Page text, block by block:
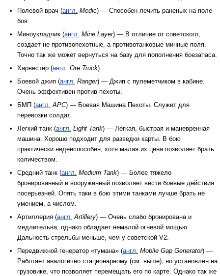
Полевой врач (англ. Medic) — Способен лечить раненых на поле
боя.
Миноукладчик (англ. Mine Layer) — В отличие от советского,
создает не противопехотные, а противотанковые минные поля.
Точно так же может вернуться на базу для пополнения боезапаса.
Харвестер (англ. Ore Truck)
Боевой джип (англ. Ranger) — Джип с пулеметчиком в кабине.
Очень эффективен против пехоты.
БМП (англ. APC) — Боевая Машина Пехоты. Служит для
перевозки солдат.
Легкий танк (англ. Light Tank) — Легкая, быстрая и маневренная
машина. Хорошо подходит для разведки карты. В бою
практически недееспособен, хотя малая их цена позволяет брать
количеством.
Средний танк (англ. Medium Tank) — Более тяжело
бронированный и вооруженный позволяет вести боевые действия
посерьезней. Опять таки в бою этими танками лучше брать не
умением, а числом.
Артиллерия (англ. Artillery) — Очень слабо бронирована и
медлительна, однако обладает немалой огневой мощью.
Дальность стрельбы меньше, чем у советской V2.
Передвижной генератор «тумана» (англ. Mobile Gap Generator) —
Работает аналогично стационарному (см. выше), но установлен на
грузовике, что позволяет перемещать его по карте. Однако так же